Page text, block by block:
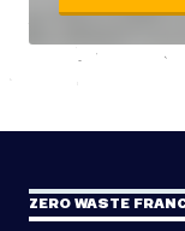
ZERO WASTE